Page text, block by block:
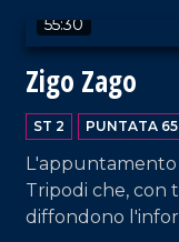
55:30
Zigo Zago
ST 2 PUNTATA 65
L'appuntamento
Tripodi che, con
diffondono